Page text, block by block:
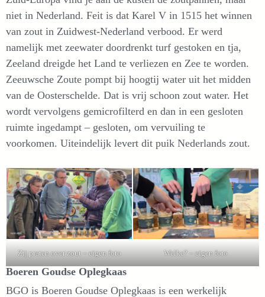
niet in Nederland. Feit is dat Karel V in 1515 het winnen
van zout in Zuidwest-Nederland verbood. Er werd
namelijk met zeewater doordrenkt turf gestoken en tja,
Zeeland dreigde het Land te verliezen en Zee te worden.
Zeeuwsche Zoute pompt bij hoogtij water uit het midden
van de Oosterschelde. Dat is vrij schoon zout water. Het
wordt vervolgens gemicrofilterd en dan in een gesloten
ruimte ingedampt – gesloten, om vervuiling te
voorkomen. Uiteindelijk levert dit puik Nederlands zout.
Zij praten over zout – eigen foto Welke? – eigen foto
Boeren Goudse Oplegkaas
BGO is Boeren Goudse Oplegkaas is een werkelijk